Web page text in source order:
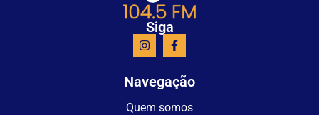
Siga
Navegação
Quem somos